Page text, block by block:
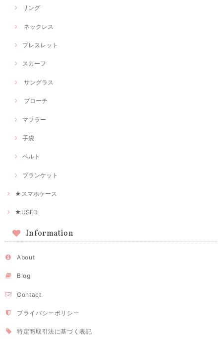
リング
ネックレス
ブレスレット
スカーフ
サングラス
ブローチ
マフラー
手袋
ベルト
ブランケット
★スマホケース
★USED
Information
About
Blog
Contact
プライバシーポリシー
特定商取引法に基づく表記